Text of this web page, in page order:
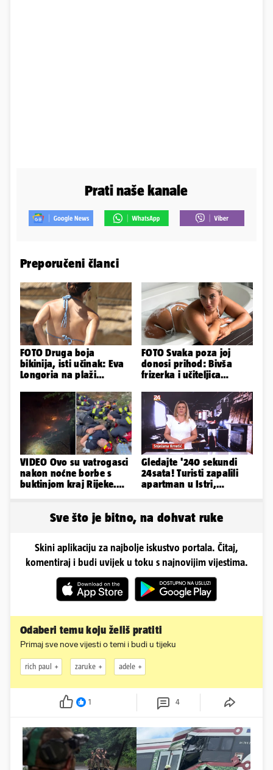
Prati naše kanale
Preporučeni članci
FOTO Druga boja
bikinija, isti učinak: Eva
Longoria na plaži
obline
FOTO Svaka poza joj
donosi prihod: Bivša
frizerka i učiteljica
Instagram
VIDEO Ovo su vatrogasci
nakon noćne borbe s
buktinjom kraj Rijeke.
Gledajte '240 sekundi
24sata! Turisti zapalili
apartman u Istri,
Sve što je bitno, na dohvat ruke
Skini aplikaciju za najbolje iskustvo portala. Čitaj,
komentiraj i budi uvijek u toku s najnovijim vijestima.
Odaberi temu koju želiš pratiti
Primaj sve nove vijesti o temi i budi u tijeku
rich paul zaruke adele
1 4